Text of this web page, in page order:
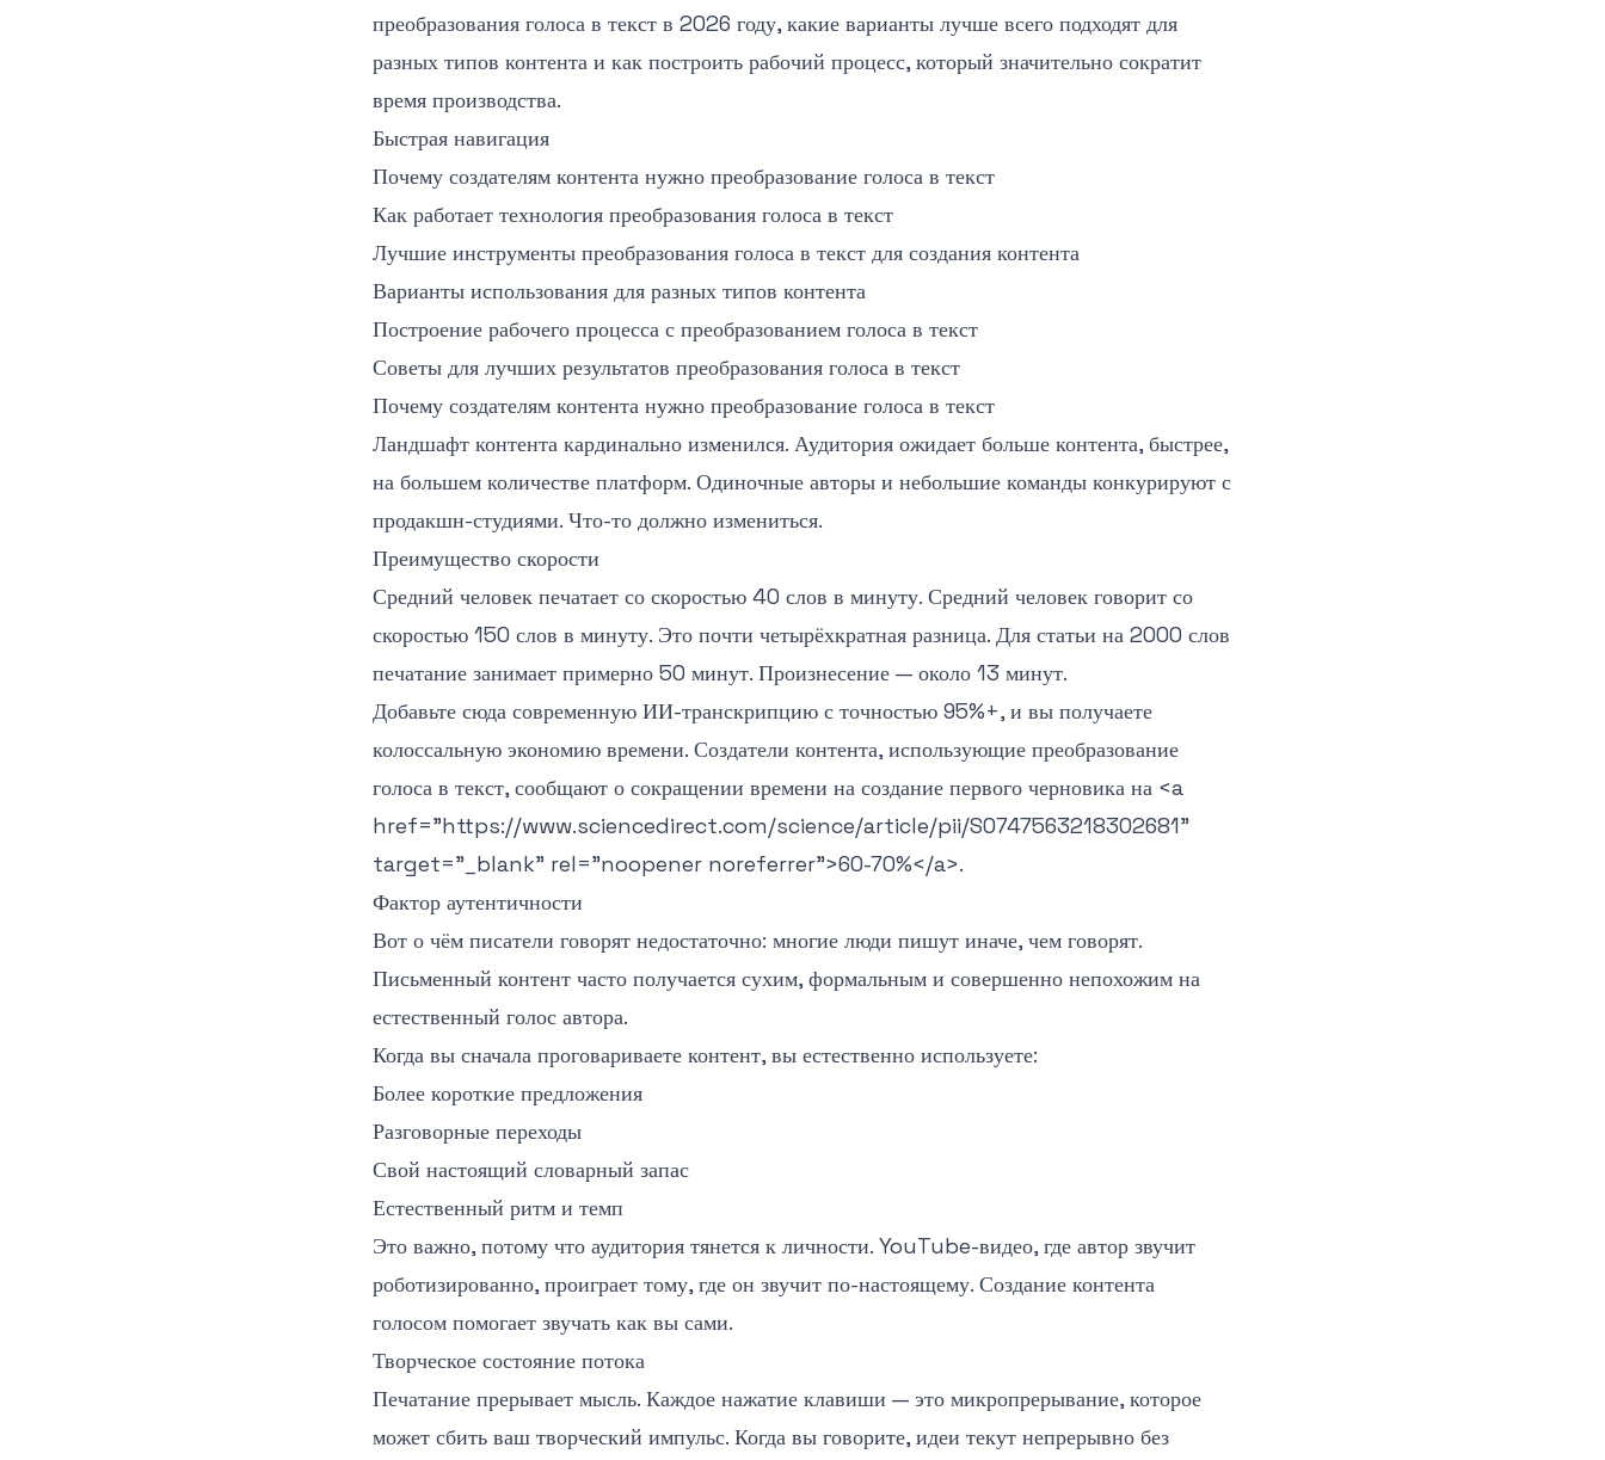
преобразования голоса в текст в 2026 году, какие варианты лучше всего подходят для
разных типов контента и как построить рабочий процесс, который значительно сократит
время производства.
Быстрая навигация
Почему создателям контента нужно преобразование голоса в текст
Как работает технология преобразования голоса в текст
Лучшие инструменты преобразования голоса в текст для создания контента
Варианты использования для разных типов контента
Построение рабочего процесса с преобразованием голоса в текст
Советы для лучших результатов преобразования голоса в текст
Почему создателям контента нужно преобразование голоса в текст
Ландшафт контента кардинально изменился. Аудитория ожидает больше контента, быстрее,
на большем количестве платформ. Одиночные авторы и небольшие команды конкурируют с
продакшн-студиями. Что-то должно измениться.
Преимущество скорости
Средний человек печатает со скоростью 40 слов в минуту. Средний человек говорит со
скоростью 150 слов в минуту. Это почти четырёхкратная разница. Для статьи на 2000 слов
печатание занимает примерно 50 минут. Произнесение — около 13 минут.
Добавьте сюда современную ИИ-транскрипцию с точностью 95%+, и вы получаете
колоссальную экономию времени. Создатели контента, использующие преобразование
голоса в текст, сообщают о сокращении времени на создание первого черновика на <a
href="https://www.sciencedirect.com/science/article/pii/S0747563218302681"
target="_blank" rel="noopener noreferrer">60-70%</a>.
Фактор аутентичности
Вот о чём писатели говорят недостаточно: многие люди пишут иначе, чем говорят.
Письменный контент часто получается сухим, формальным и совершенно непохожим на
естественный голос автора.
Когда вы сначала проговариваете контент, вы естественно используете:
Более короткие предложения
Разговорные переходы
Свой настоящий словарный запас
Естественный ритм и темп
Это важно, потому что аудитория тянется к личности. YouTube-видео, где автор звучит
роботизированно, проиграет тому, где он звучит по-настоящему. Создание контента
голосом помогает звучать как вы сами.
Творческое состояние потока
Печатание прерывает мысль. Каждое нажатие клавиши — это микропрерывание, которое
может сбить ваш творческий импульс. Когда вы говорите, идеи текут непрерывно без